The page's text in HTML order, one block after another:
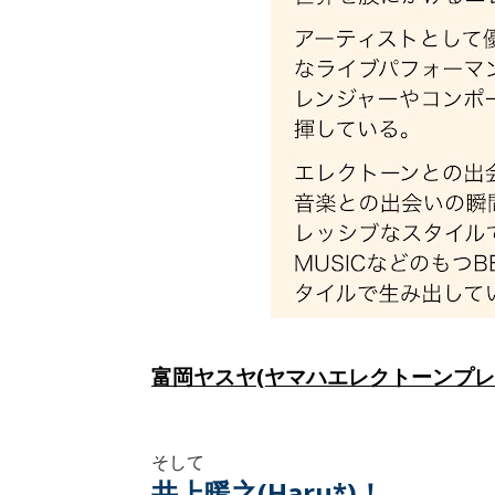
富岡ヤスヤ(ヤマハエレクトーンプ
そして